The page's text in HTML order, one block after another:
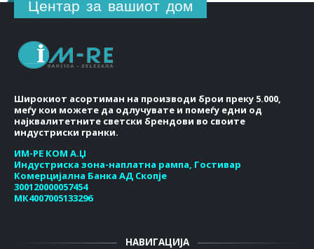
Центар за вашиот дом
Широкиот асортиман на производи брои преку 5.000,
меѓу кои можете да одлучувате и помеѓу едни од
најквалитетните светски брендови во своите
индустриски гранки.
ИМ-РЕ КОМ А.Џ
Индустриска зона-наплатна рампа, Гостивар
Комерцијална Банка АД Скопје
300120000057454
МК4007005133296
НАВИГАЦИЈА